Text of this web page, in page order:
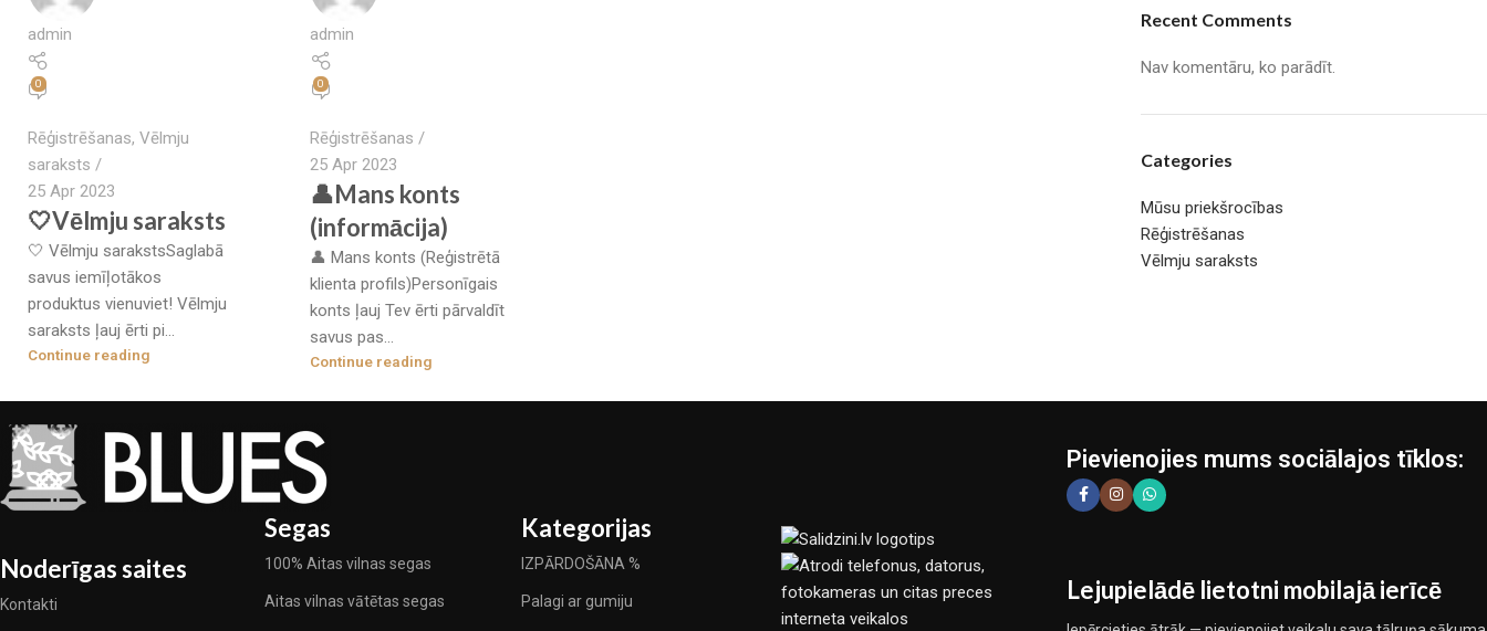
admin
0
Rēģistrēšanas, Vēlmju
saraksts
25 Apr 2023
🤍Vēlmju saraksts
🤍 Vēlmju sarakstsSaglabā
savus iemīļotākos
produktus vienuviet! Vēlmju
saraksts ļauj ērti pi...
Continue reading
admin
0
Rēģistrēšanas
25 Apr 2023
👤Mans konts
(informācija)
👤 Mans konts (Reģistrētā
klienta profils)Personīgais
konts ļauj Tev ērti pārvaldīt
savus pas...
Continue reading
Recent Comments
Nav komentāru, ko parādīt.
Categories
Mūsu priekšrocības
Rēģistrēšanas
Vēlmju saraksts
Noderīgas saites
Kontakti
Segas
100% Aitas vilnas segas
Aitas vilnas vātētas segas
Kategorijas
IZPĀRDOŠĀNA %
Palagi ar gumiju
Pievienojies mums sociālajos tīklos:
Lejupielādē lietotni mobilajā ierīcē